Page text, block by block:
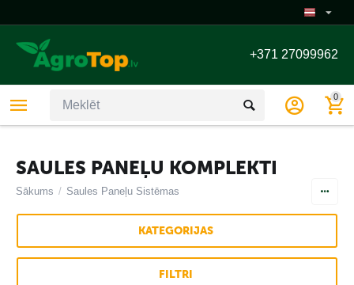
+371 27099962
0
SAULES PANEĻU KOMPLEKTI
Sākums / Saules Paneļu Sistēmas
KATEGORIJAS
FILTRI